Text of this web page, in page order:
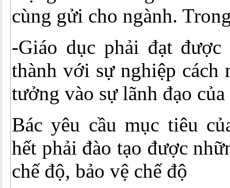
cùng gửi cho ngành.
-Giáo dục phải đạt
thành với sự nghiệp cách
tưởng vào sự lãnh đạo
Bác yêu cầu mục tiêu
hết phải đào tạo được
chế độ, bảo vệ chế độ